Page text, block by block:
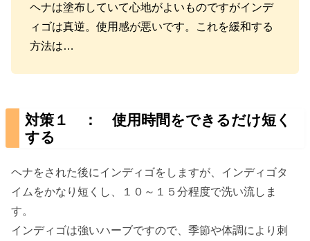
ヘナは塗布していて心地がよいものですがインデ
ィゴは真逆。使用感が悪いです。これを緩和する
方法は…
対策１ ： 使用時間をできるだけ短く
する
ヘナをされた後にインディゴをしますが、インディゴタ
イムをかなり短くし、１０～１５分程度で洗い流しま
す。
インディゴは強いハーブですので、季節や体調により刺